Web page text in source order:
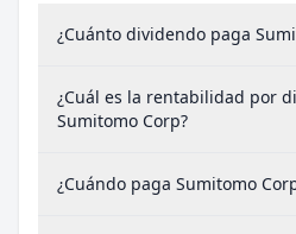
¿Cuánto dividendo paga
¿Cuál es la rentabilidad por
Sumitomo Corp?
¿Cuándo paga Sumitomo